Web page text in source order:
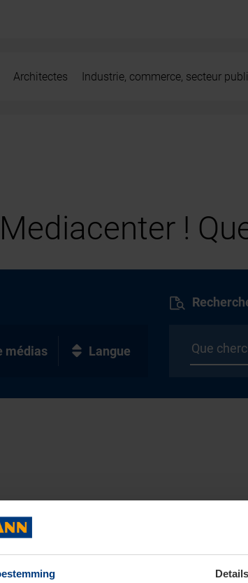
Details
Architectes Industrie, commerce, secteur
!
médias Langue